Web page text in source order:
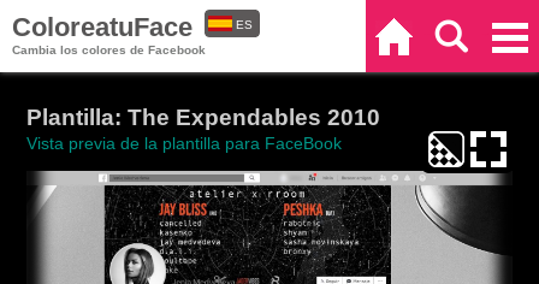
ColoreatuFace
Cambia los colores de Facebook
ES
Plantilla: The Expendables 2010
Vista previa de la plantilla para FaceBook